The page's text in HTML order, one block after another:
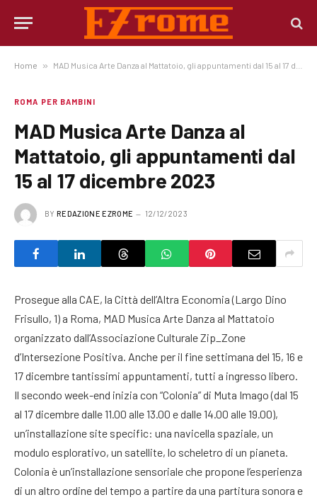
Home » MAD Musica Arte Danza al Mattatoio, gli appuntamenti dal 15 al 17 dicembre 2023
ROMA PER BAMBINI
MAD Musica Arte Danza al
Mattatoio, gli appuntamenti dal
15 al 17 dicembre 2023
BY REDAZIONE EZROME 12/12/2023
Prosegue alla CAE, la Città dell’Altra Economia (Largo Dino
Frisullo, 1) a Roma, MAD Musica Arte Danza al Mattatoio
organizzato dall’Associazione Culturale Zip_Zone
d’Intersezione Positiva. Anche per il fine settimana del 15, 16 e
17 dicembre tantissimi appuntamenti, tutti a ingresso libero.
Il secondo week-end inizia con “Colonia” di Muta Imago (dal 15
al 17 dicembre dalle 11.00 alle 13.00 e dalle 14.00 alle 19.00),
un’installazione site specific: una navicella spaziale, un
modulo esplorativo, un satellite, lo scheletro di un pianeta.
Colonia è un’installazione sensoriale che propone l’esperienza
di un altro ordine del tempo a partire da una partitura sonora e